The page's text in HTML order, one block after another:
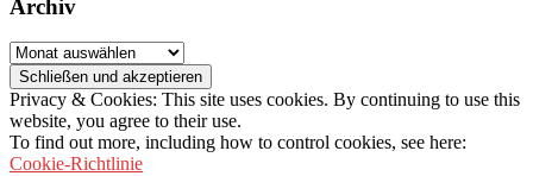
Archiv
Archiv
Privacy & Cookies: This site uses cookies. By continuing to use this
website, you agree to their use.
To find out more, including how to control cookies, see here:
Cookie-Richtlinie